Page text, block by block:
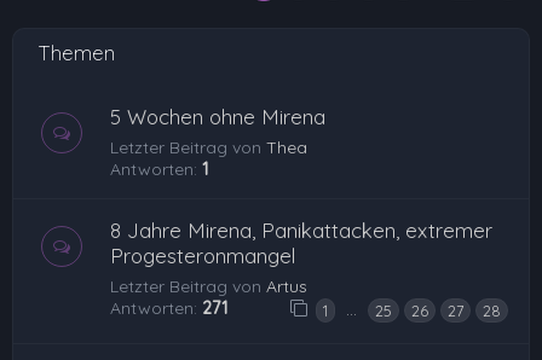
Themen
5 Wochen ohne Mirena
Letzter Beitrag von Thea
Antworten: 1
8 Jahre Mirena, Panikattacken, extremer
Progesteronmangel
Letzter Beitrag von Artus
Antworten: 271 1 … 25 26 27 28